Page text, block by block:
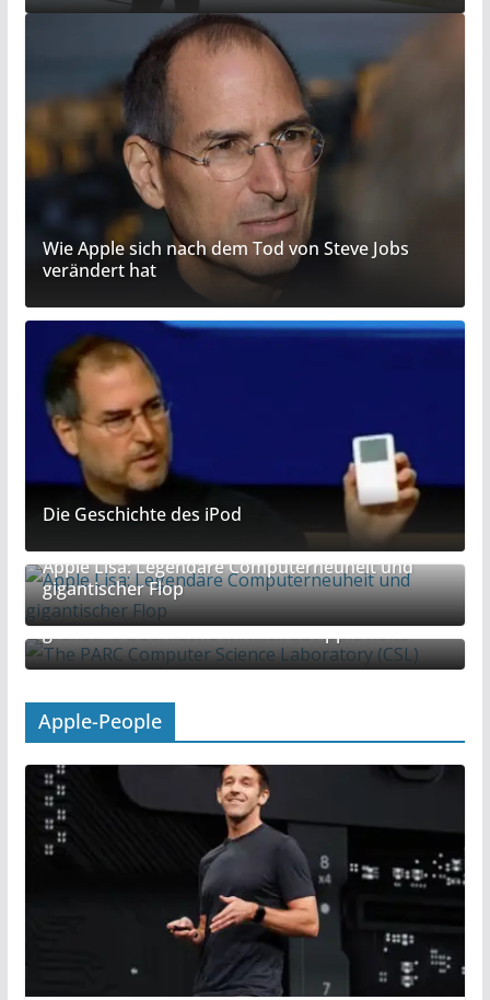
Wie Apple sich nach dem Tod von Steve Jobs
verändert hat
Die Geschichte des iPod
Apple Lisa: Legendäre Computerneuheit und
gigantischer Flop
Mythos Xerox-Diebstahl: Wie Steve Jobs die
grafische Oberfläche wirklich zu Apple holte
Apple-People